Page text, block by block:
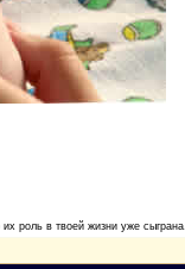
роль в твоей жизни уже сыграна.